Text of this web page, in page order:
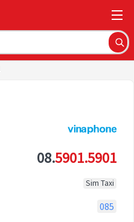
08.5901.5901
Sim Taxi
085